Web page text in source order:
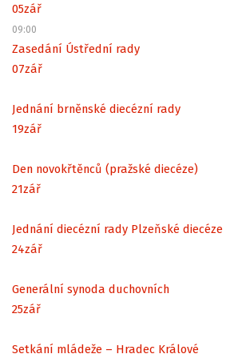
05zář
09:00
Zasedání Ústřední rady
07zář
Jednání brněnské diecézní rady
19zář
Den novokřtěnců (pražské diecéze)
21zář
Jednání diecézní rady Plzeňské diecéze
24zář
Generální synoda duchovních
25zář
Setkání mládeže – Hradec Králové